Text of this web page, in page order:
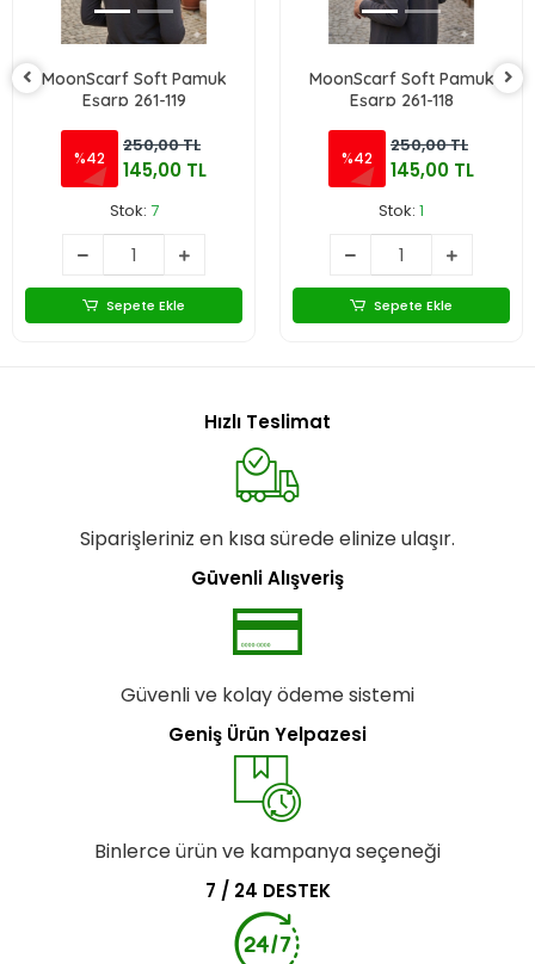
MoonScarf Soft Pamuk
Eşarp 261-119
%42
250,00 TL
145,00 TL
Stok: 7
Sepete Ekle
MoonScarf Soft Pamuk
Eşarp 261-118
%42
250,00 TL
145,00 TL
Stok: 1
Sepete Ekle
Hızlı Teslimat
Siparişleriniz en kısa sürede elinize ulaşır.
Güvenli Alışveriş
Güvenli ve kolay ödeme sistemi
Geniş Ürün Yelpazesi
Binlerce ürün ve kampanya seçeneği
7 / 24 DESTEK